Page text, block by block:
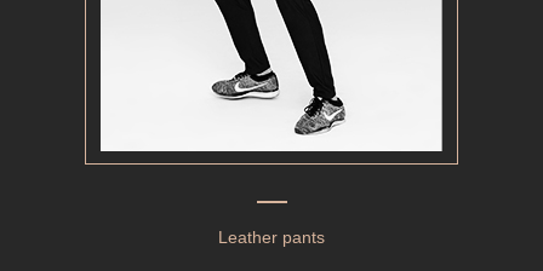
Leather pants